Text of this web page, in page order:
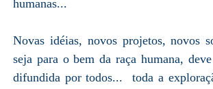
humanas...
Novas idéias, novos projetos, novos
seja para o bem da raça humana,
difundida por todos... toda a